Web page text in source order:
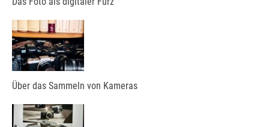
Über das Sammeln von Kameras